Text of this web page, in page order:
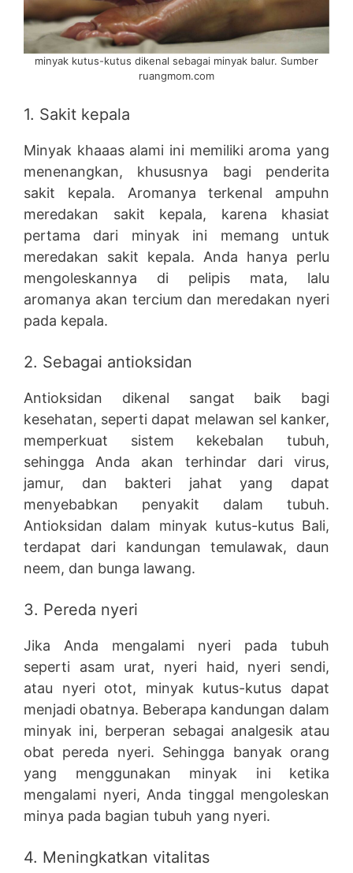
minyak kutus-kutus dikenal sebagai minyak balur. Sumber
ruangmom.com
1. Sakit kepala
Minyak khaaas alami ini memiliki aroma yang
menenangkan, khususnya bagi penderita
sakit kepala. Aromanya terkenal ampuhn
meredakan sakit kepala, karena khasiat
pertama dari minyak ini memang untuk
meredakan sakit kepala. Anda hanya perlu
mengoleskannya di pelipis mata, lalu
aromanya akan tercium dan meredakan nyeri
pada kepala.
2. Sebagai antioksidan
Antioksidan dikenal sangat baik bagi
kesehatan, seperti dapat melawan sel kanker,
memperkuat sistem kekebalan tubuh,
sehingga Anda akan terhindar dari virus,
jamur, dan bakteri jahat yang dapat
menyebabkan penyakit dalam tubuh.
Antioksidan dalam minyak kutus-kutus Bali,
terdapat dari kandungan temulawak, daun
neem, dan bunga lawang.
3. Pereda nyeri
Jika Anda mengalami nyeri pada tubuh
seperti asam urat, nyeri haid, nyeri sendi,
atau nyeri otot, minyak kutus-kutus dapat
menjadi obatnya. Beberapa kandungan dalam
minyak ini, berperan sebagai analgesik atau
obat pereda nyeri. Sehingga banyak orang
yang menggunakan minyak ini ketika
mengalami nyeri, Anda tinggal mengoleskan
minya pada bagian tubuh yang nyeri.
4. Meningkatkan vitalitas